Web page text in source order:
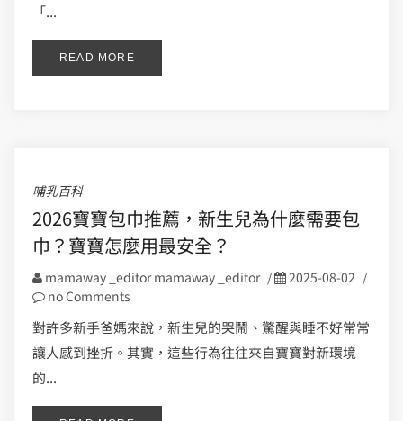
「...
READ MORE
哺乳百科
2026寶寶包巾推薦，新生兒為什麼需要包
巾？寶寶怎麼用最安全？
mamaway _editor mamaway _editor / 2025-08-02 /
no Comments
對許多新手爸媽來說，新生兒的哭鬧、驚醒與睡不好常常
讓人感到挫折。其實，這些行為往往來自寶寶對新環境
的...